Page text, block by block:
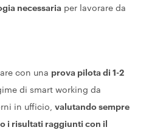
necessariaper lavorare da
con una prova pilota di 1-2
di smart working da
in ufficio, valutando sempre
i risultati raggiunti con il